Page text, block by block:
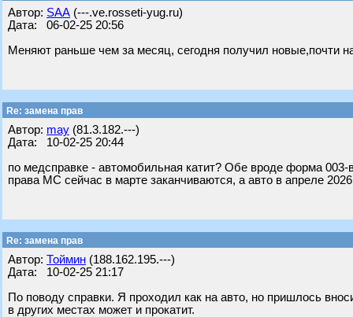
Автор: SAA (---.ve.rosseti-yug.ru)
Дата: 06-02-25 20:56
Меняют раньше чем за месяц, сегодня получил новые,почти
Re: замена прав
Автор: may (81.3.182.---)
Дата: 10-02-25 20:44
по медсправке - автомобильная катит? Обе вроде форма 003-
права МС сейчас в марте заканчиваются, а авто в апреле
Re: замена прав
Автор: Тоймин (188.162.195.---)
Дата: 10-02-25 21:17
По поводу справки. Я проходил как на авто, но пришлось
в других местах может и прокатит.